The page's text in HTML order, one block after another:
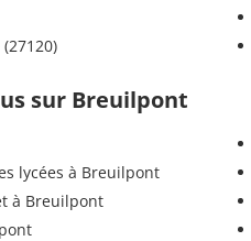
sur Breuilpont
lycées à Breuilpont
à Breuilpont